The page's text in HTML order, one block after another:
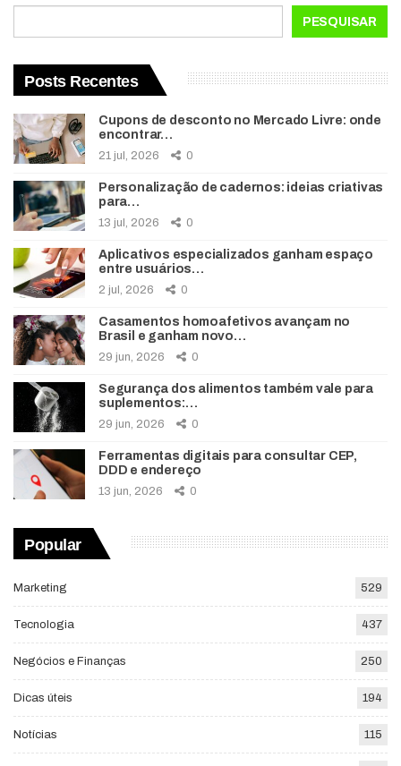
PESQUISAR
Posts Recentes
Cupons de desconto no Mercado Livre: onde
encontrar…
21 jul, 2026 0
Personalização de cadernos: ideias criativas
para…
13 jul, 2026 0
Aplicativos especializados ganham espaço
entre usuários…
2 jul, 2026 0
Casamentos homoafetivos avançam no
Brasil e ganham novo…
29 jun, 2026 0
Segurança dos alimentos também vale para
suplementos:…
29 jun, 2026 0
Ferramentas digitais para consultar CEP,
DDD e endereço
13 jun, 2026 0
Popular
Marketing 529
Tecnologia 437
Negócios e Finanças 250
Dicas úteis 194
Notícias 115